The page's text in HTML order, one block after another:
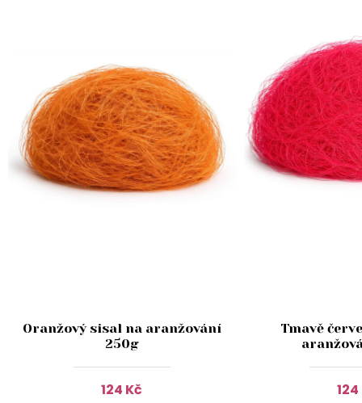
Oranžový sisal na aranžování
250g
124 Kč
Tmavě